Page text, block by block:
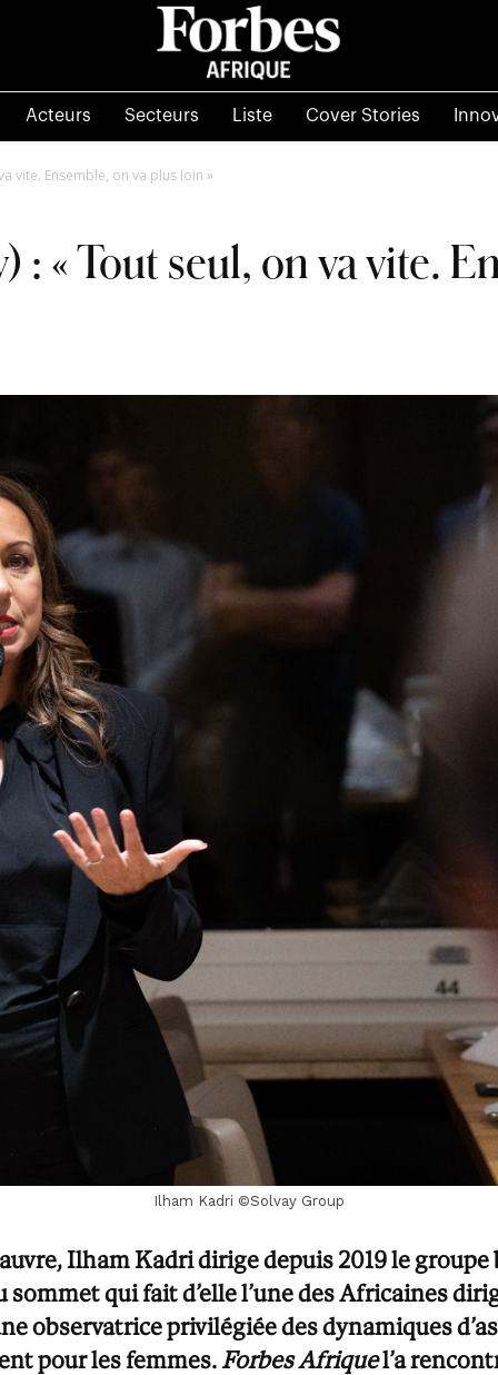
Acteurs Secteurs Liste Cover Stories
vite. Ensemble, on va plus loin »
: « Tout seul, on va vite.
Ilham Kadri ©Solvay Group
Ilham Kadri dirige depuis 2019 le groupe
qui fait d’elle l’une des Africaines
observatrice privilégiée des dynamiques
pour les femmes. Forbes Afriquel’a